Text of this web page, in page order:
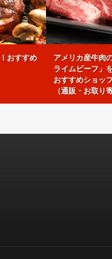
おすすめ
アメリカ産牛肉
ライムビーフ」
おすすめショッ
（通販・お取り